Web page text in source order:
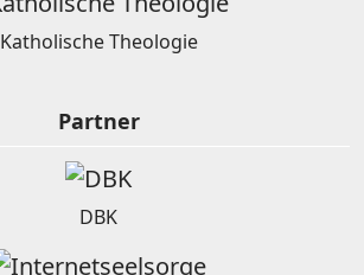
Katholische Theologie
Partner
DBK